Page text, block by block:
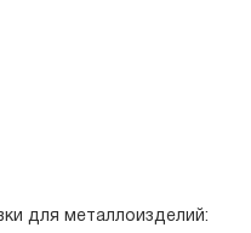
для металлоизделий: